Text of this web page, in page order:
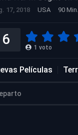
17, 2018 USA 90 Min.
6 1 voto
Películas